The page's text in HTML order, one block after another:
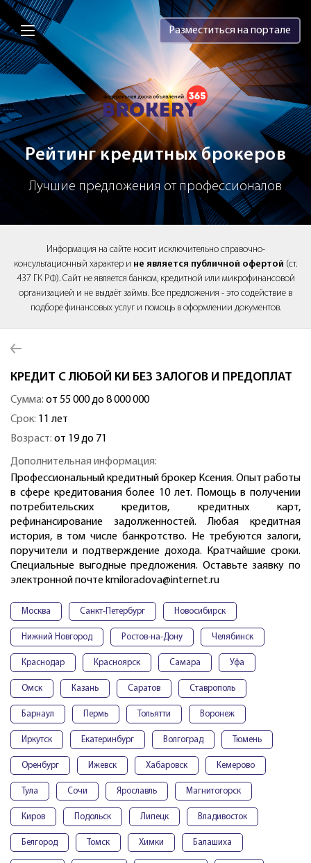
Brokery365 - Рейтинг кредитных
Разместиться на портале
Рейтинг кредитных брокеров
Лучшие предложения от профессионалов
Информация на сайте носит исключительно справочно-
консультационный характер и не является публичной офертой (ст.
437 ГК РФ). Сайт не является банком, кредитной или микрофинансовой
организацией и не выдаёт займы. Все предложения - это содействие в
подборе финансовых услуг и помощь в оформлении документов.
КРЕДИТ С ЛЮБОЙ КИ БЕЗ ЗАЛОГОВ И ПРЕДОПЛАТ
Сумма: от 55 000 до 8 000 000
Срок: 11 лет
Возраст: от 19 до 71
Дополнительная информация:
Профессиональный кредитный брокер Ксения. Опыт работы
в сфере кредитования более 10 лет. Помощь в получении
потребительских кредитов, кредитных карт,
рефинансирование задолженностей. Любая кредитная
история, в том числе банкротство. Не требуются залоги,
поручители и подтверждение дохода. Кратчайшие сроки.
Специальные выгодные предложения. Оставьте заявку по
электронной почте kmiloradova@internet.ru
Москва Санкт-Петербург Новосибирск
Нижний Новгород Ростов-на-Дону Челябинск
Краснодар Красноярск Самара Уфа
Омск Казань Саратов Ставрополь
Барнаул Пермь Тольятти Воронеж
Иркутск Екатеринбург Волгоград Тюмень
Оренбург Ижевск Хабаровск Кемерово
Тула Сочи Ярославль Магнитогорск
Киров Подольск Липецк Владивосток
Белгород Томск Химки Балашиха